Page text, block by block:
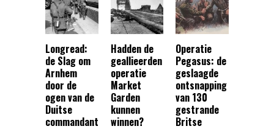
Longread:
de Slag om
Arnhem
door de
ogen van de
Duitse
commandant
Hadden de
geallieerden
operatie
Market
Garden
kunnen
winnen?
Operatie
Pegasus: de
geslaagde
ontsnapping
van 130
gestrande
Britse